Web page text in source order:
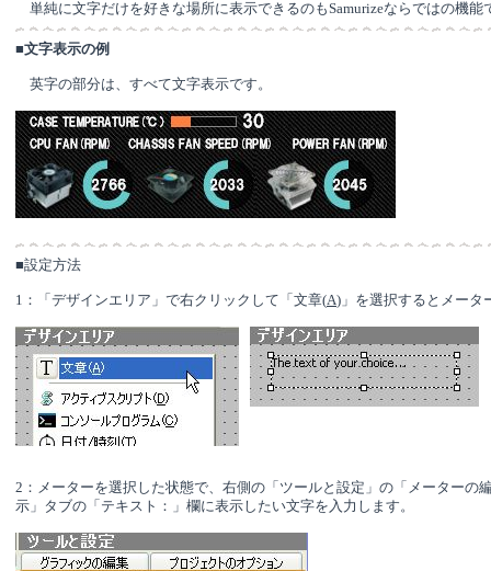
単純に文字だけを好きな場所に表示できるのもSamurizeならではの機能
■文字表示の例
英字の部分は、すべて文字表示です。
■設定方法
1 ：「デザインエリア」で右クリックして「文章(A)」を選択するとメータ
2：メーターを選択した状態で、右側の「ツールと設定」の「メーターの
示」タブの「テキスト：」欄に表示したい文字を入力します。